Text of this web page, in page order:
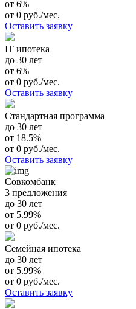
от 6%
от 0 руб./мес.
Оставить заявку
IT ипотека
до 30 лет
от 6%
от 0 руб./мес.
Оставить заявку
Стандартная программа
до 30 лет
от 18.5%
от 0 руб./мес.
Оставить заявку
Совкомбанк
3 предложения
до 30 лет
от 5.99%
от 0 руб./мес.
Семейная ипотека
до 30 лет
от 5.99%
от 0 руб./мес.
Оставить заявку